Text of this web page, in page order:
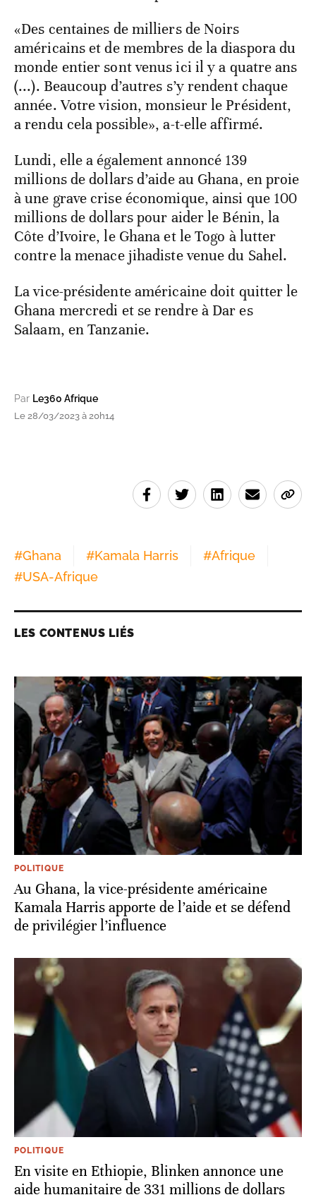
«Des centaines de milliers de Noirs
américains et de membres de la diaspora du
monde entier sont venus ici il y a quatre ans
(...). Beaucoup d’autres s’y rendent chaque
année. Votre vision, monsieur le Président,
a rendu cela possible», a-t-elle affirmé.
Lundi, elle a également annoncé 139
millions de dollars d’aide au Ghana, en proie
à une grave crise économique, ainsi que 100
millions de dollars pour aider le Bénin, la
Côte d’Ivoire, le Ghana et le Togo à lutter
contre la menace jihadiste venue du Sahel.
La vice-présidente américaine doit quitter le
Ghana mercredi et se rendre à Dar es
Salaam, en Tanzanie.
Par Le360 Afrique
Le 28/03/2023 à 20h14
#Ghana #Kamala Harris #Afrique
#USA-Afrique
LES CONTENUS LIÉS
POLITIQUE
Au Ghana, la vice-présidente américaine
Kamala Harris apporte de l’aide et se défend
de privilégier l’influence
POLITIQUE
En visite en Ethiopie, Blinken annonce une
aide humanitaire de 331 millions de dollars